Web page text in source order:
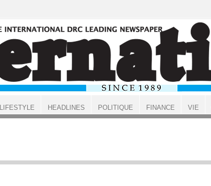
LIFESTYLE HEADLINES POLITIQUE FINANCE VIE